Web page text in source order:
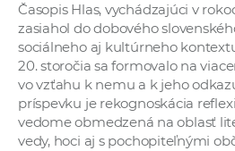
Časopis Hlas, vychádzajúci v
zasiahol do dobového
sociálneho aj kultúrneho
20. storočia sa formovalo na
vo vzťahu k nemu a k jeho
príspevku je rekognoskácia
vedome obmedzená na oblasť
vedy, hoci aj s pochopiteľnými